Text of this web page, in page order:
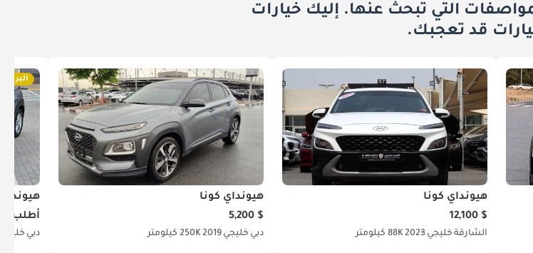
التي تبحث عنها. إليك خيارات
قد تعجبك.
هيونداي كونا
$ 12,100
الشارقة خليجي 202388K كيلومتر
هيونداي كونا
$ 5,200
دبي خليجي 2019250K كيلومتر
أطلب
دبي خليجي